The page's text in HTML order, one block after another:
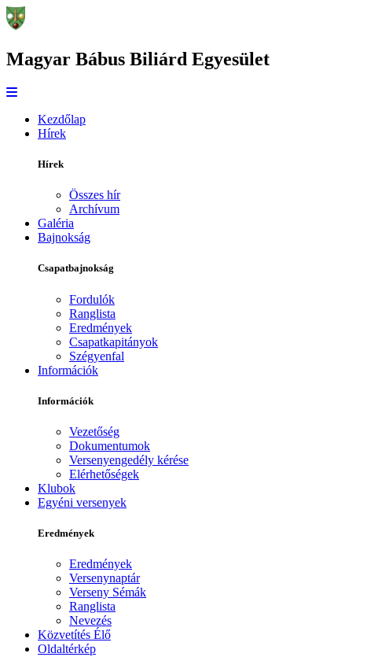
Magyar Bábus Biliárd Egyesület
Kezdőlap
Hírek
Hírek
Összes hír
Archívum
Galéria
Bajnokság
Csapatbajnokság
Fordulók
Ranglista
Eredmények
Csapatkapitányok
Szégyenfal
Információk
Információk
Vezetőség
Dokumentumok
Versenyengedély kérése
Elérhetőségek
Klubok
Egyéni versenyek
Eredmények
Eredmények
Versenynaptár
Verseny Sémák
Ranglista
Nevezés
Közvetítés Élő
Oldaltérkép